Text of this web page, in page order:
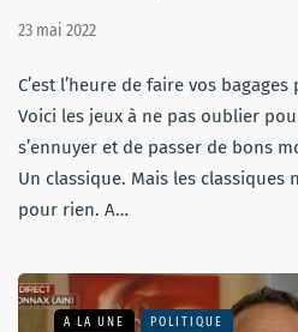
23 mai 2022
C’est l’heure de faire vos
Voici les jeux à ne pas oublier
s’ennuyer et de passer de bons
Un classique. Mais les classiques
pour rien. A…
A LA UNE POLITIQUE